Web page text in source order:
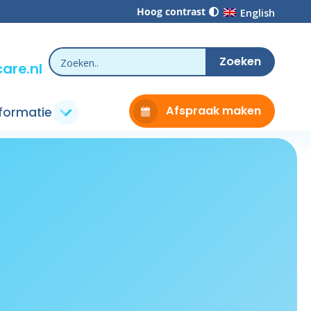
Hoog contrast English
Afspraak maken